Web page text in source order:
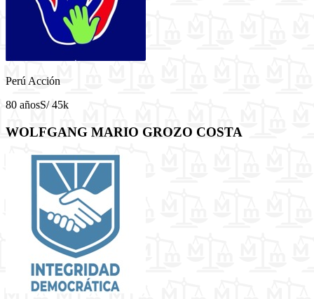
Perú Acción
80 añosS/ 45k
WOLFGANG MARIO GROZO COSTA